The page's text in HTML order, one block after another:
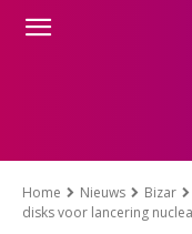
Home Nieuws Bizar
disks voor lancering